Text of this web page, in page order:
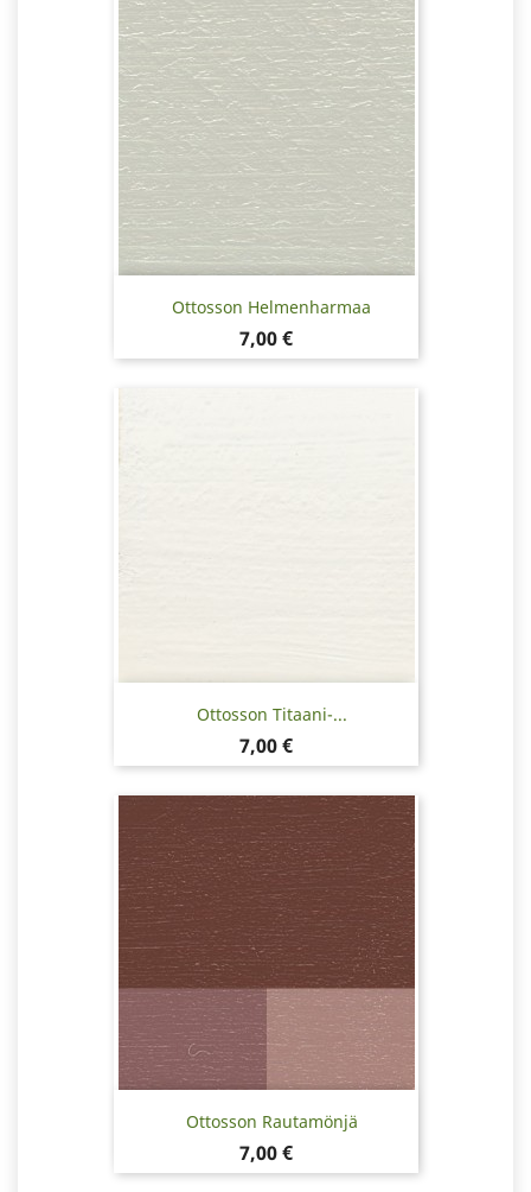
Ottosson Helmenharmaa
Hinta
7,00 €
Ottosson Titaani-...
Hinta
7,00 €
Ottosson Rautamönjä
Hinta
7,00 €